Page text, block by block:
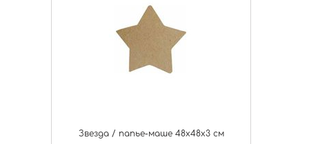
Звезда / папье-маше 48х48х3 см